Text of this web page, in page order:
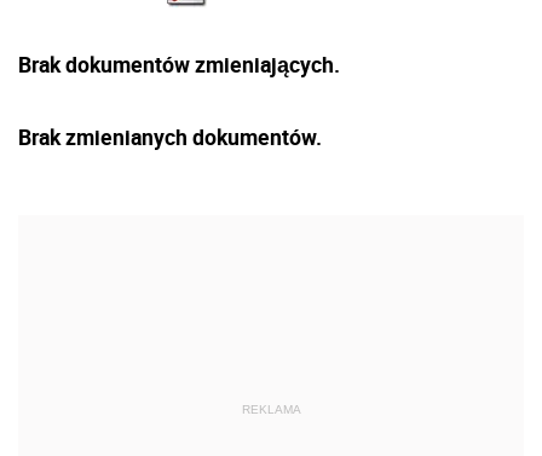
Brak dokumentów zmieniających.
Brak zmienianych dokumentów.